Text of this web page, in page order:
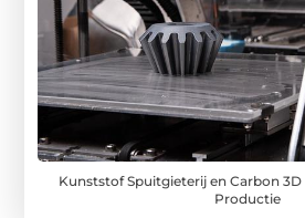
Kunststof Spuitgieterij en Carbon
Productie